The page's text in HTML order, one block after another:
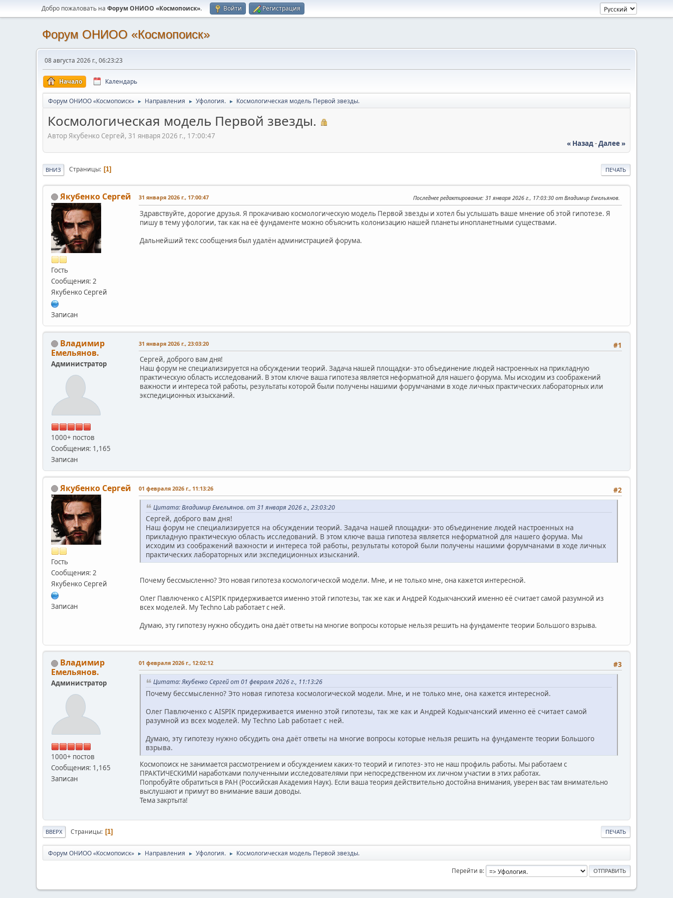
Добро пожаловать на Форум ОНИОО «Космопоиск». Войти Регистрация
Форум ОНИОО «Космопоиск»
08 августа 2026 г., 06:23:23
Начало Календарь
Форум ОНИОО «Космопоиск» ► Направления ► Уфология. ► Космологическая модель Первой звезды.
Космологическая модель Первой звезды.
Автор Якубенко Сергей, 31 января 2026 г., 17:00:47
« Назад-Далее »
ПЕЧАТЬ
ВНИЗ Страницы 1
Якубенко Сергей
Гость
Сообщения: 2
Якубенко Сергей
Записан
31 января 2026 г., 17:00:47 Последнее редактирование: 31 января 2026 г., 17:03:30 от Владимир Емельянов.
Здравствуйте, дорогие друзья. Я прокачиваю космологическую модель Первой звезды и хотел бы услышать ваше мнение об этой гипотезе. Я
пишу в тему уфологии, так как на её фундаменте можно объяснить колонизацию нашей планеты инопланетными существами.
Дальнейший текс сообщения был удалён администрацией форума.
Владимир
Емельянов.
Администратор
1000+ постов
Сообщения: 1,165
Записан
#1
31 января 2026 г., 23:03:20
Сергей, доброго вам дня!
Наш форум не специализируется на обсуждении теорий. Задача нашей площадки- это объединение людей настроенных на прикладную
практическую область исследований. В этом ключе ваша гипотеза является неформатной для нашего форума. Мы исходим из соображений
важности и интереса той работы, результаты которой были получены нашими форумчанами в ходе личных практических лабораторных или
экспедиционных изысканий.
Якубенко Сергей
Гость
Сообщения: 2
Якубенко Сергей
Записан
#2
01 февраля 2026 г., 11:13:26
Цитата: Владимир Емельянов. от 31 января 2026 г., 23:03:20
Сергей, доброго вам дня!
Наш форум не специализируется на обсуждении теорий. Задача нашей площадки- это объединение людей настроенных на
прикладную практическую область исследований. В этом ключе ваша гипотеза является неформатной для нашего форума. Мы
исходим из соображений важности и интереса той работы, результаты которой были получены нашими форумчанами в ходе личных
практических лабораторных или экспедиционных изысканий.
Почему бессмысленно? Это новая гипотеза космологической модели. Мне, и не только мне, она кажется интересной.
Олег Павлюченко с AISPIK придерживается именно этой гипотезы, так же как и Андрей Кодыкчанский именно её считает самой разумной из
всех моделей. My Techno Lab работает с ней.
Думаю, эту гипотезу нужно обсудить она даёт ответы на многие вопросы которые нельзя решить на фундаменте теории Большого взрыва.
Владимир
Емельянов.
Администратор
1000+ постов
Сообщения: 1,165
Записан
#3
01 февраля 2026 г., 12:02:12
Цитата: Якубенко Сергей от 01 февраля 2026 г., 11:13:26
Почему бессмысленно? Это новая гипотеза космологической модели. Мне, и не только мне, она кажется интересной.
Олег Павлюченко с AISPIK придерживается именно этой гипотезы, так же как и Андрей Кодыкчанский именно её считает самой
разумной из всех моделей. My Techno Lab работает с ней.
Думаю, эту гипотезу нужно обсудить она даёт ответы на многие вопросы которые нельзя решить на фундаменте теории Большого
взрыва.
Космопоиск не занимается рассмотрением и обсуждением каких-то теорий и гипотез- это не наш профиль работы. Мы работаем с
ПРАКТИЧЕСКИМИ наработками полученными исследователями при непосредственном их личном участии в этих работах.
Попробуйте обратиться в РАН (Российская Академия Наук). Если ваша теория действительно достойна внимания, уверен вас там внимательно
выслушают и примут во внимание ваши доводы.
Тема закртыта!
ПЕЧАТЬ
ВВЕРХ Страницы 1
Форум ОНИОО «Космопоиск» ► Направления ► Уфология. ► Космологическая модель Первой звезды.
Перейти в